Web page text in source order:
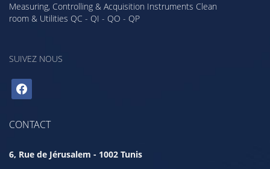
Measuring, Controlling & Acquisition Instruments Clean
room & Utilities QC - QI - QO - QP
SUIVEZ NOUS
facebook
CONTACT
6, Rue de Jérusalem - 1002 Tunis